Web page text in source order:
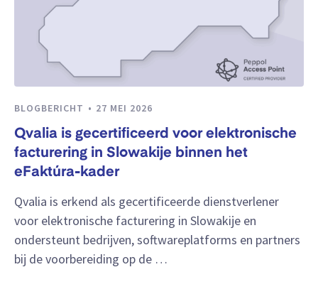
BLOGBERICHT 27 MEI 2026
Qvalia is gecertificeerd voor elektronische
facturering in Slowakije binnen het
eFaktúra-kader
Qvalia is erkend als gecertificeerde dienstverlener
voor elektronische facturering in Slowakije en
ondersteunt bedrijven, softwareplatforms en partners
bij de voorbereiding op de …